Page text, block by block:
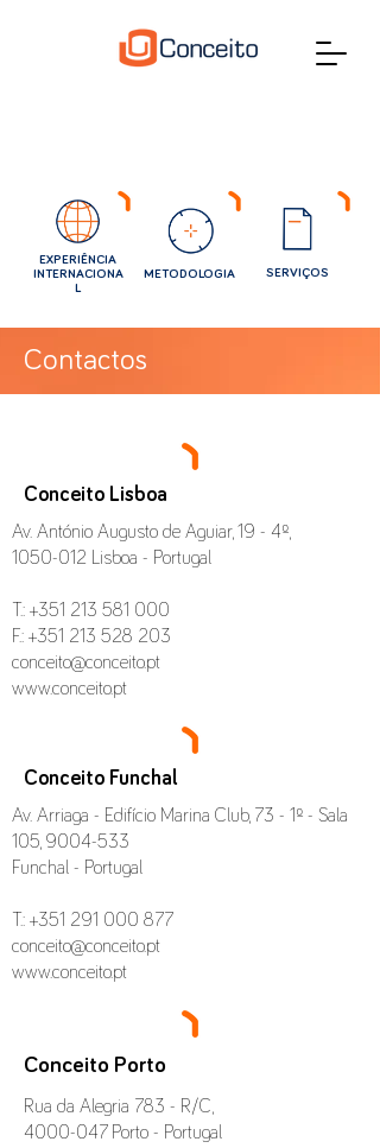
EXPERIÊNCIA
INTERNACIONA
L
METODOLOGIA SERVIÇOS
Contactos
Conceito Lisboa
Av. António Augusto de Aguiar, 19 - 4º,
1050-012 Lisboa - Portugal
T.: +351 213 581 000
F.: +351 213 528 203
conceito@conceito.pt
www.conceito.pt
Conceito Funchal
Av. Arriaga - Edifício Marina Club, 73 - 1º - Sala
105, 9004-533
Funchal - Portugal
T.: +351 291 000 877
conceito@conceito.pt
www.conceito.pt
Conceito Porto
Rua da Alegria 783 - R/C,
4000-047Porto - Portugal